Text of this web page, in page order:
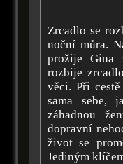
Zrcadlo se
noční můra.
prožije Gina
rozbije
věci. Při
sama sebe,
záhadnou
dopravní
život se
Jediným